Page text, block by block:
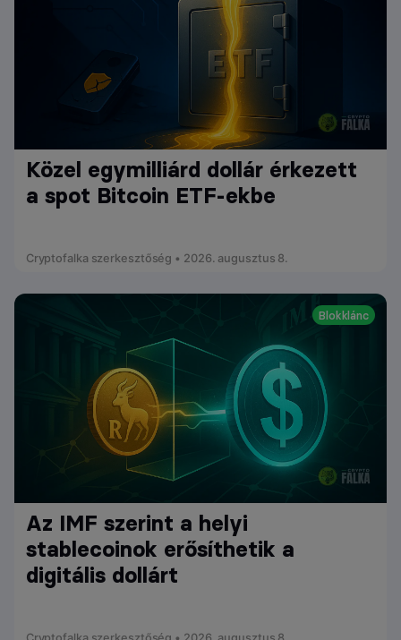
Közel egymilliárd dollár érkezett
a spot Bitcoin ETF-ekbe
Cryptofalka szerkesztőség • 2026. augusztus 8.
Blokklánc
Az IMF szerint a helyi
stablecoinok erősíthetik a
digitális dollárt